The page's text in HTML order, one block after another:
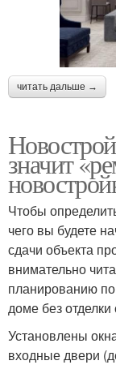
читать дальше →
значит
Чтобы
чего вы будете
сдачи объекта
внимательно
планированию
доме без
Установлены
входные двери